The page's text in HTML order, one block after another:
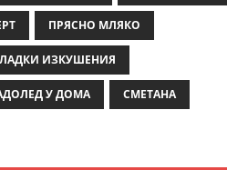
ПРЯСНО МЛЯКО
ИЗКУШЕНИЯ
У ДОМА СМЕТАНА